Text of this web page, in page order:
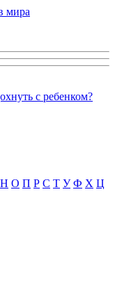
с ребенком?
Н О П Р С Т У Ф X Ц